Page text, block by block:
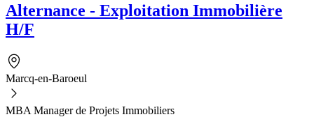
Alternance - Exploitation Immobilière
H/F
Marcq-en-Baroeul
MBA Manager de Projets Immobiliers